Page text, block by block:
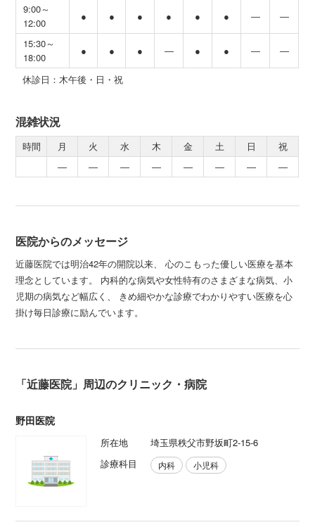
9:00～
12:00
● ● ● ● ● ● ― ―
15:30～
18:00
● ● ● ― ● ● ― ―
休診日：木午後・日・祝
混雑状況
時間 月 火 水 木 金 土 日
祝
―
― ― ― ― ― ― ―
医院からのメッセージ
近藤医院では明治42年の開院以来、 心のこもった優しい医療を基本
理念としています。 内科的な病気や女性特有のさまざまな病気、小
児期の病気など幅広く、 きめ細やかな診療でわかりやすい医療を心
掛け毎日診療に励んでいます。
「近藤医院」周辺のクリニック・病院
野田医院
所在地
埼玉県秩父市野坂町2-15-6
診療科目
内科 小児科